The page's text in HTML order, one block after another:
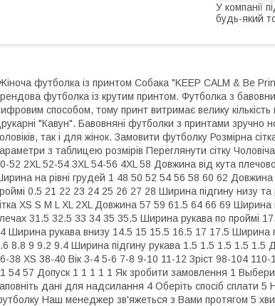
У компанії
будь-який
футболка із принтом Собака "KEEP CALM &
футболка із крутим принтом. Футболка з
способом, тому принт витримає велику
"Кавун". Бавовняні футболки з принтами зручно
так і для жінок. Замовити футболку Розмірна
з таблицею розмірів Переглянути сітку
52 2XL 52-54 3XL 54-56 4XL 58 Довжина від кута
на рівні грудей 1 48 50 52 54 56 58 60 62
0.5 21 22 23 24 25 26 27 28 Ширина підгину низу
XS S M L XL 2XL Довжина 57 59 61.5 64 66 69
31.5 32.5 33 34 35 35.5 Ширина рукава по проймі
Ширина рукава внизу 14.5 15 15.5 16.5 17 17.5 Ширина
8.8 9 9.2 9.4 Ширина підгину рукава 1.5 1.5 1.5 1.5 1.5
38 XS 38-40 Вік 3-4 5-6 7-8 9-10 11-12 Зріст 98-104
54 57 Допуск 1 1 1 1 1 Як зробити замовлення 1
дані для надсилання 4 Оберіть спосіб сплати
Наш менеджер зв'яжеться з Вами протягом 5